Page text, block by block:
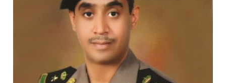
محافظ عفيف يؤدي صلاة عيد الأضحى